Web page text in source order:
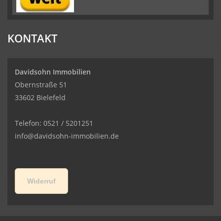
KONTAKT
Davidsohn Immobilien
Obernstraße 51
33602 Bielefeld
Telefon: 0521 / 5201251
info@davidsohn-immobilien.de
Widerruf